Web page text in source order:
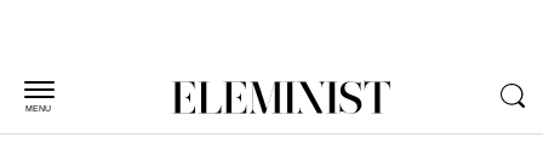
MENU